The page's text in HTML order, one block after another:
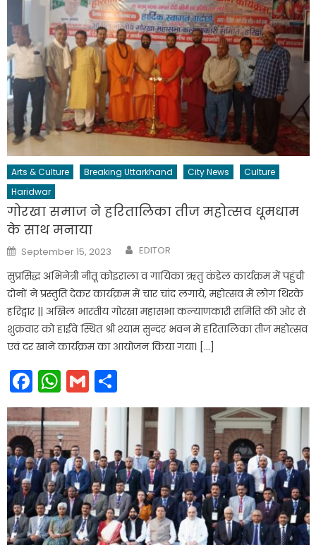
Arts & Culture Breaking Uttarkhand City News
Culture
Haridwar
गोरखा समाज ने हरितालिका तीज महोत्सव धूमधाम
के साथ मनाया
Posted
on
September 15, 2023 Author
EDITOR
सुप्रसिद्ध अभिनेत्री नीतू कोइराला व गायिका ऋतु कंडेल कार्यक्रम में पहुंची
दोनों ने प्रस्तुति देकर कार्यक्रम में चार चांद लगाये, महोत्सव में लोग थिरके
हरिद्वार || अखिल भारतीय गोरखा महासभा कल्याणकारी समिति की ओर से
शुक्रवार को हाईवे स्थित श्री श्याम सुन्दर भवन में हरितालिका तीज महोत्सव
एवं दर खाने कार्यक्रम का आयोजन किया गया। […]
Facebook
WhatsApp
Gmail